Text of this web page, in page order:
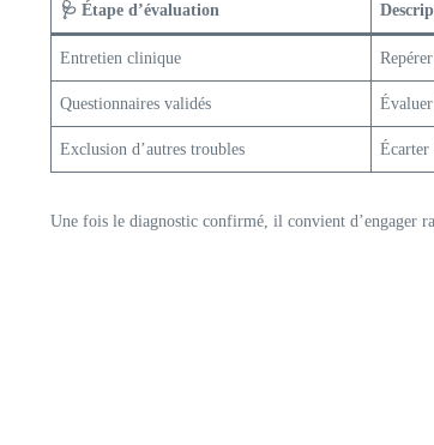
🩺 Étape d’évaluation
Entretien clinique
Questionnaires validés
Exclusion d’autres troubles Écarter
Une fois le diagnostic confirmé, il convient d’engager